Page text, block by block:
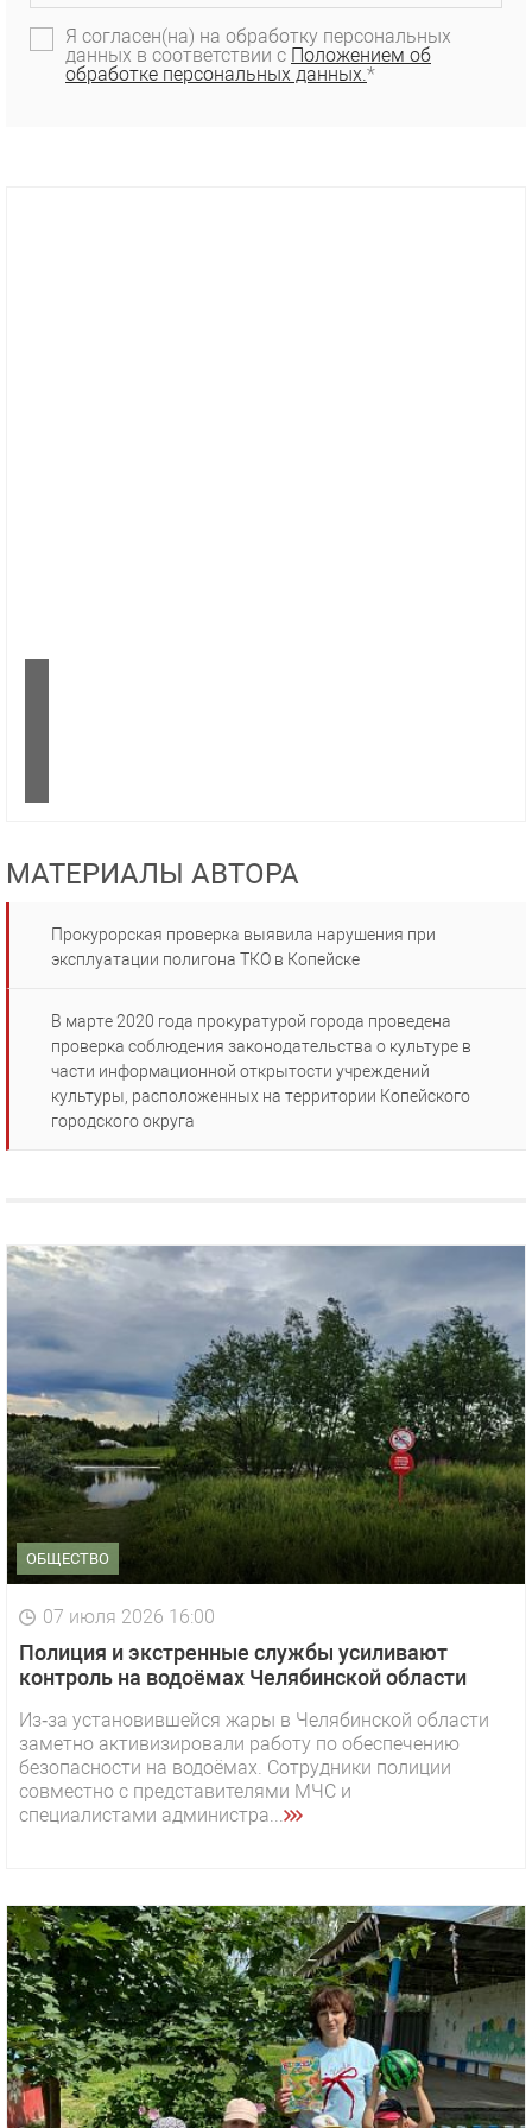
Я согласен(на) на обработку персональных
данных в соответствии с Положением об
обработке персональных данных.*
МАТЕРИАЛЫ АВТОРА
Прокурорская проверка выявила нарушения при
эксплуатации полигона ТКО в Копейске
В марте 2020 года прокуратурой города проведена
проверка соблюдения законодательства о культуре в
части информационной открытости учреждений
культуры, расположенных на территории Копейского
городского округа
ОБЩЕСТВО
07 июля 2026 16:00
Полиция и экстренные службы усиливают
контроль на водоёмах Челябинской области
Из‑за установившейся жары в Челябинской области
заметно активизировали работу по обеспечению
безопасности на водоёмах. Сотрудники полиции
совместно с представителями МЧС и
специалистами администра...